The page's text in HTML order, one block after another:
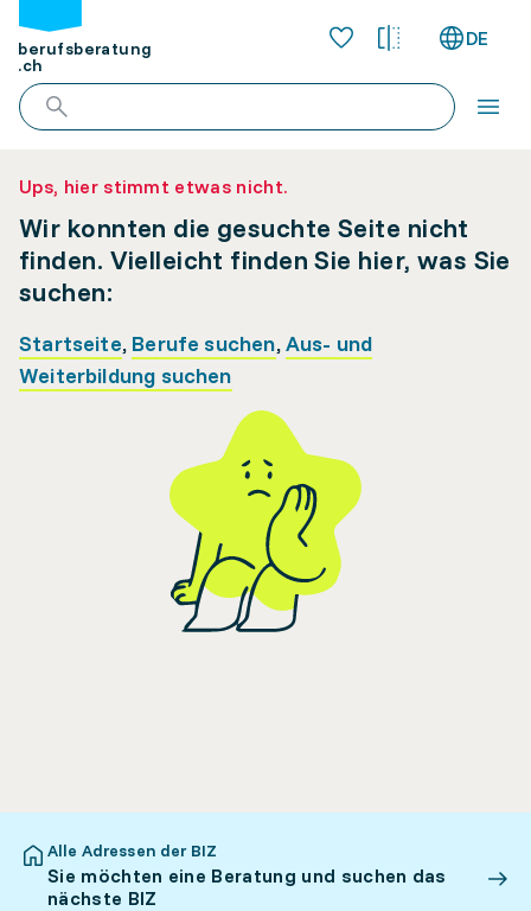
berufsberatung
.ch
DE
Ups, hier stimmt etwas nicht.
Wir konnten die gesuchte Seite nicht
finden. Vielleicht finden Sie hier, was Sie
suchen:
Startseite, Berufe suchen,Aus- und
Weiterbildung suchen
Alle Adressen der BIZ
Sie möchten eine Beratung und suchen das
nächste BIZ